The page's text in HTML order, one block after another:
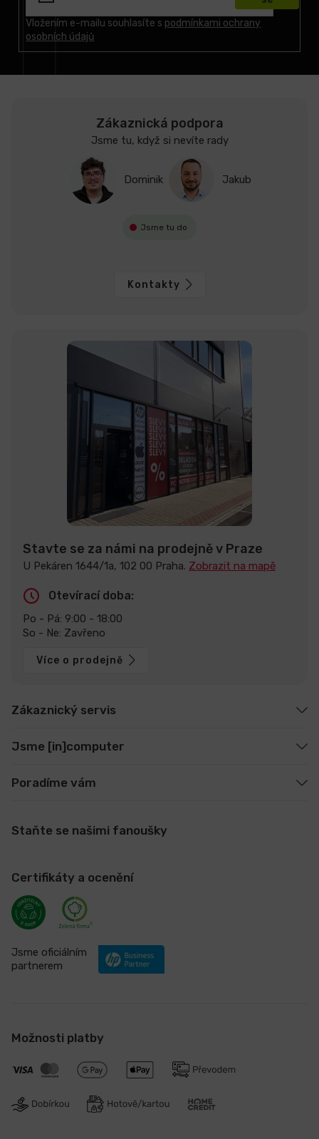
Vložením e-mailu souhlasíte s podmínkami ochrany
osobních údajů
Zákaznická podpora
Jsme tu, když si nevíte rady
Dominik Jakub
Jsme tu do
Kontakty
Stavte se za námi na prodejně v Praze
U Pekáren 1644/1a, 102 00 Praha. Zobrazit na mapě
Otevírací doba:
Po - Pá: 9:00 - 18:00
So - Ne: Zavřeno
Více o prodejně
Zákaznický servis
Jsme [in]computer
Poradíme vám
Staňte se našimi fanoušky
Certifikáty a ocenění
Jsme oficiálním
partnerem
Možnosti platby